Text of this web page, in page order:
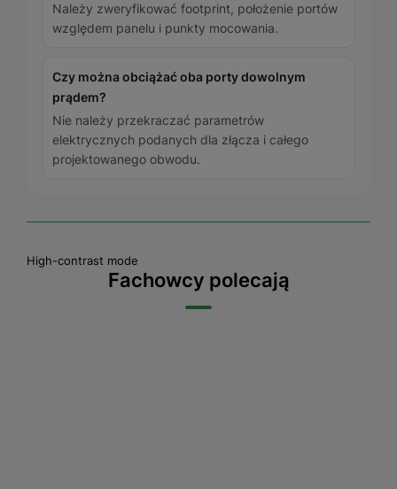
Należy zweryfikować footprint, położenie portów
względem panelu i punkty mocowania.
Czy można obciążać oba porty dowolnym
prądem?
Nie należy przekraczać parametrów
elektrycznych podanych dla złącza i całego
projektowanego obwodu.
High-contrast mode
Fachowcy polecają